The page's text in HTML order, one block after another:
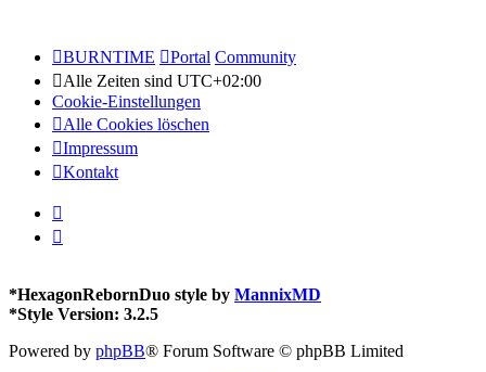
BURNTIME Portal Community
Alle Zeiten sind UTC+02:00
Cookie-Einstellungen
Alle Cookies löschen
Impressum
Kontakt
*HexagonRebornDuo style by MannixMD
*Style Version: 3.2.5
Powered by phpBB® Forum Software © phpBB Limited